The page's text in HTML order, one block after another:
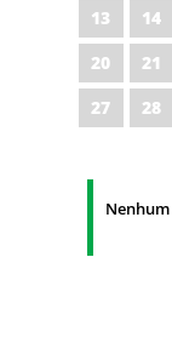
13
14
20
21
27
28